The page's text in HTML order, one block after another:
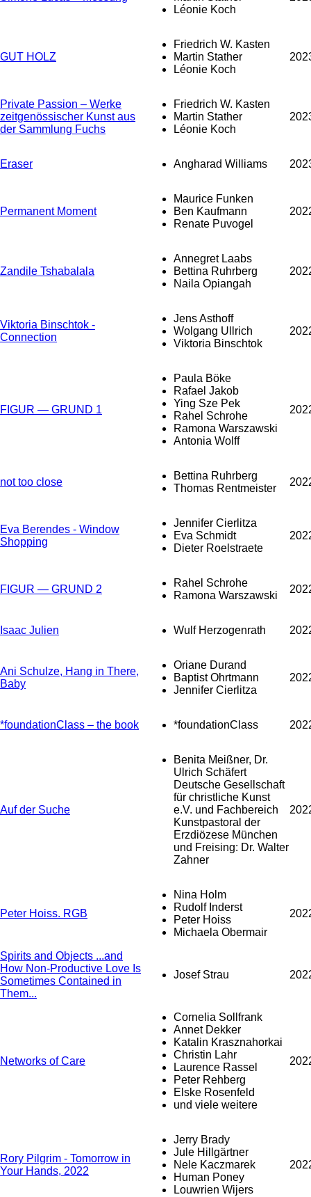
Léonie Koch
GUT HOLZ
Friedrich W. Kasten
Martin Stather
Léonie Koch
Private Passion – Werke
zeitgenössischer Kunst aus
der Sammlung Fuchs
Friedrich W. Kasten
Martin Stather
Léonie Koch
Eraser Angharad Williams
Permanent Moment
Maurice Funken
Ben Kaufmann
Renate Puvogel
Zandile Tshabalala
Annegret Laabs
Bettina Ruhrberg
Naila Opiangah
Viktoria Binschtok -
Connection
Jens Asthoff
Wolgang Ullrich
Viktoria Binschtok
FIGUR — GRUND 1
Paula Böke
Rafael Jakob
Ying Sze Pek
Rahel Schrohe
Ramona Warszawski
Antonia Wolff
not too close
Bettina Ruhrberg
Thomas Rentmeister
Eva Berendes - Window
Shopping
Jennifer Cierlitza
Eva Schmidt
Dieter Roelstraete
FIGUR — GRUND 2
Rahel Schrohe
Ramona Warszawski
Isaac Julien Wulf Herzogenrath
Ani Schulze, Hang in There,
Baby
Oriane Durand
Baptist Ohrtmann
Jennifer Cierlitza
*foundationClass – the book *foundationClass
Auf der Suche
Benita Meißner, Dr.
Ulrich Schäfert
Deutsche Gesellschaft
für christliche Kunst
e.V. und Fachbereich
Kunstpastoral der
Erzdiözese München
und Freising: Dr. Walter
Zahner
Peter Hoiss. RGB
Nina Holm
Rudolf Inderst
Peter Hoiss
Michaela Obermair
Spirits and Objects ...and
How Non-Productive Love Is
Sometimes Contained in
Them...
Josef Strau
Networks of Care
Cornelia Sollfrank
Annet Dekker
Katalin Krasznahorkai
Christin Lahr
Laurence Rassel
Peter Rehberg
Elske Rosenfeld
und viele weitere
Rory Pilgrim - Tomorrow in
Your Hands, 2022
Jerry Brady
Jule Hillgärtner
Nele Kaczmarek
Human Poney
Louwrien Wijers